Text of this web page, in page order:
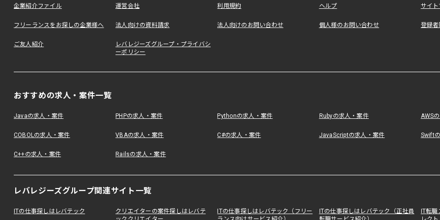
企業紹介ファイル 運営会社 利用規約 ヘルプ サイ
フリーランスをお探しの企業様へ 法人向けの資料請求 法人向けのお問い合わせ 個人様のお問い合わせ 登録者
ご友人紹介
レバレジーズグループ・プライバシ
ーポリシー
おすすめの求人・案件一覧
Javaの求人・案件 PHPの求人・案件 Pythonの求人・案件 Rubyの求人・案件 AWS
COBOLの求人・案件 VBAの求人・案件 C#の求人・案件 JavaScriptの求人・案件 Swift
C++の求人・案件 Railsの求人・案件
レバレジーズグループ関連サイト一覧
ITの仕事探しはレバテック
クリエイターの案件探しはレバテ
ITの仕事探しはレバテック（フリー
ITの仕事探しはレバテック（正社員
IT転